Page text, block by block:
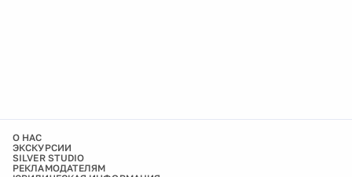
О НАС
ЭКСКУРСИИ
SILVER STUDIO
РЕКЛАМОДАТЕЛЯМ